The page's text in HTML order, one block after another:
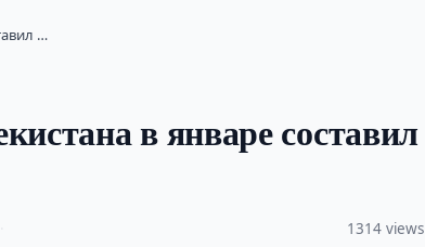
…
в январе составил
1314 views